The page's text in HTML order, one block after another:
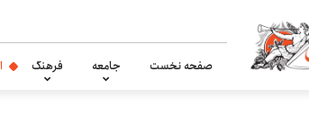
صفحه نخست جامعه فرهنگ